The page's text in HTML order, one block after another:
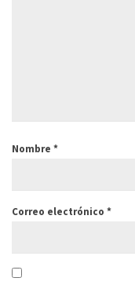
Nombre *
Correo electrónico *